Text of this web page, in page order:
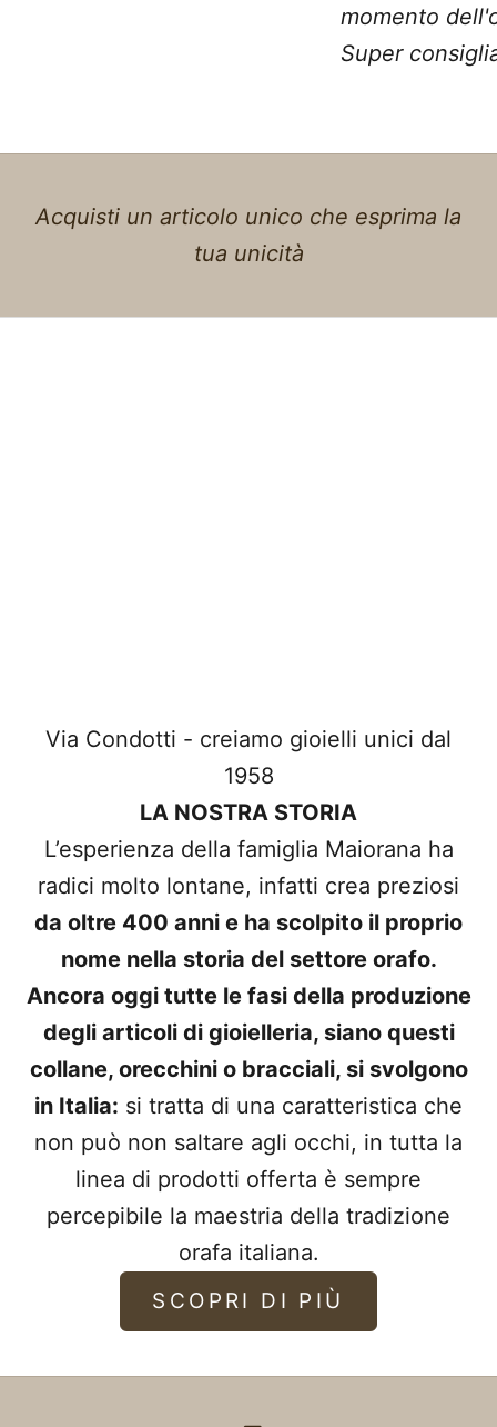
momento
Super
Acquisti un articolo unico che esprima la
tua unicità
Via Condotti - creiamo gioielli unici dal
1958
LA NOSTRA STORIA
L’esperienza della famiglia Maiorana ha
radici molto lontane, infatti crea preziosi
da oltre 400 anni e ha scolpito il proprio
nome nella storia del settore orafo.
Ancora oggi tutte le fasi della produzione
degli articoli di gioielleria, siano questi
collane, orecchini o bracciali, si svolgono
in Italia: si tratta di una caratteristica che
non può non saltare agli occhi, in tutta la
linea di prodotti offerta è sempre
percepibile la maestria della tradizione
orafa italiana.
SCOPRI DI PIÙ